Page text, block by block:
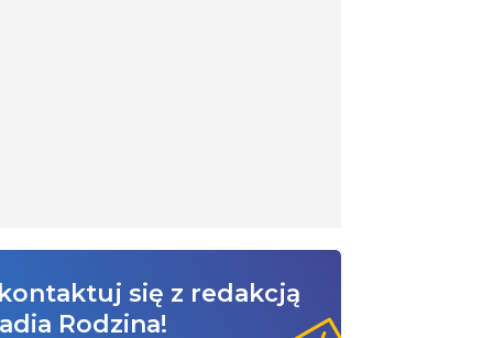
się z redakcją
Rodzina!